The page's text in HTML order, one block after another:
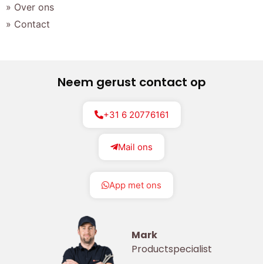
» Over ons
» Contact
Neem gerust contact op
+31 6 20776161
Mail ons
App met ons
Mark
Productspecialist